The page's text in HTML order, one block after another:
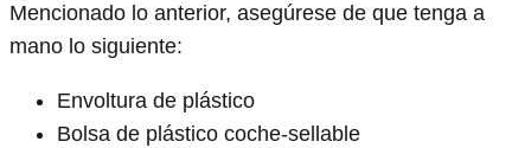
Mencionado lo anterior, asegúrese de que tenga a
mano lo siguiente:
Envoltura de plástico
Bolsa de plástico coche-sellable